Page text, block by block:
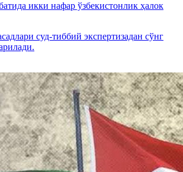
икки нафар ўзбекистонлик ҳалок
суд-тиббий экспертизадан сўнг